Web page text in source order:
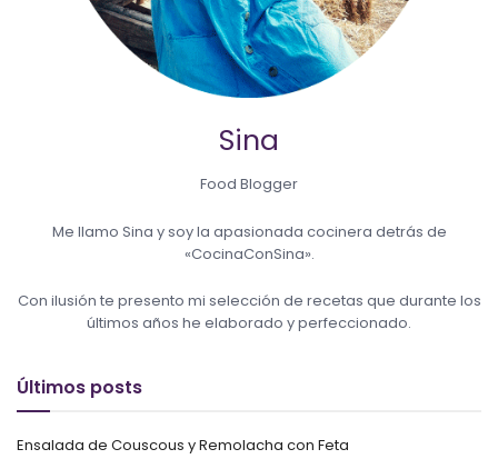
Sina
Food Blogger
Me llamo Sina y soy la apasionada cocinera detrás de
«CocinaConSina».
Con ilusión te presento mi selección de recetas que durante los
últimos años he elaborado y perfeccionado.
Últimos posts
Ensalada de Couscous y Remolacha con Feta